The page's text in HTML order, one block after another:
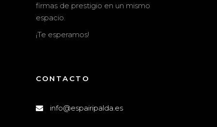
firmas de prestigio en un mismo
espacio.
¡Te esperamos!
CONTACTO
info@espairipalda.es